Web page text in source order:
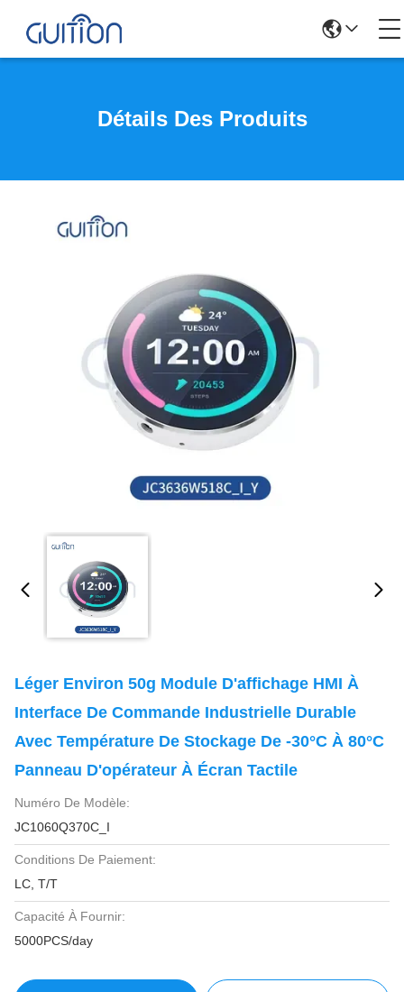
Détails Des Produits
Léger Environ 50g Module D'affichage HMI À
Interface De Commande Industrielle Durable
Avec Température De Stockage De -30°C À 80°C
Panneau D'opérateur À Écran Tactile
Numéro De Modèle:
JC1060Q370C_I
Conditions De Paiement:
LC, T/T
Capacité À Fournir:
5000PCS/day